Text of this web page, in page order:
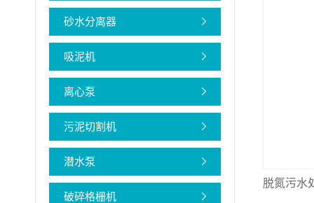
砂水分离器
吸泥机
离心泵
污泥切割机
潜水泵
破碎格栅机
脱氮污水